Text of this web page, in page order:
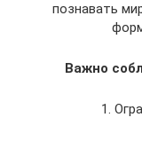
познавать
Важно
1.